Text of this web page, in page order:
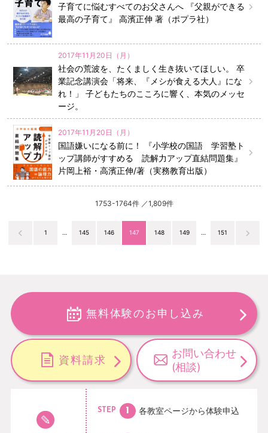
子育てに悩むすべてのお父さんへ 『父親ができる
最高の子育て』 高濱正伸 著（ポプラ社）
2017年11月20日（月）
社会の荒波を、たくましく生き抜いてほしい。 卒
業記念講演会「将来、『メシが食える大人』にな
れ！」 子どもたちのこころに響く、本気のメッセ
ージ。
2017年11月20日（月）
国語嫌いになる前に！ 『小学校の国語 学習塾ト
ップ講師がすすめる 読解力アップ直結問題集』
片岡上裕・高濱正伸/著（実務教育出版）
1753-1764件 ／1,809件
1 … 145 146 147 148 149 … 151
無料体験のお申し込み
資料請求
お問い合わせ
(相談)
STEP 各教室ページから体験申込